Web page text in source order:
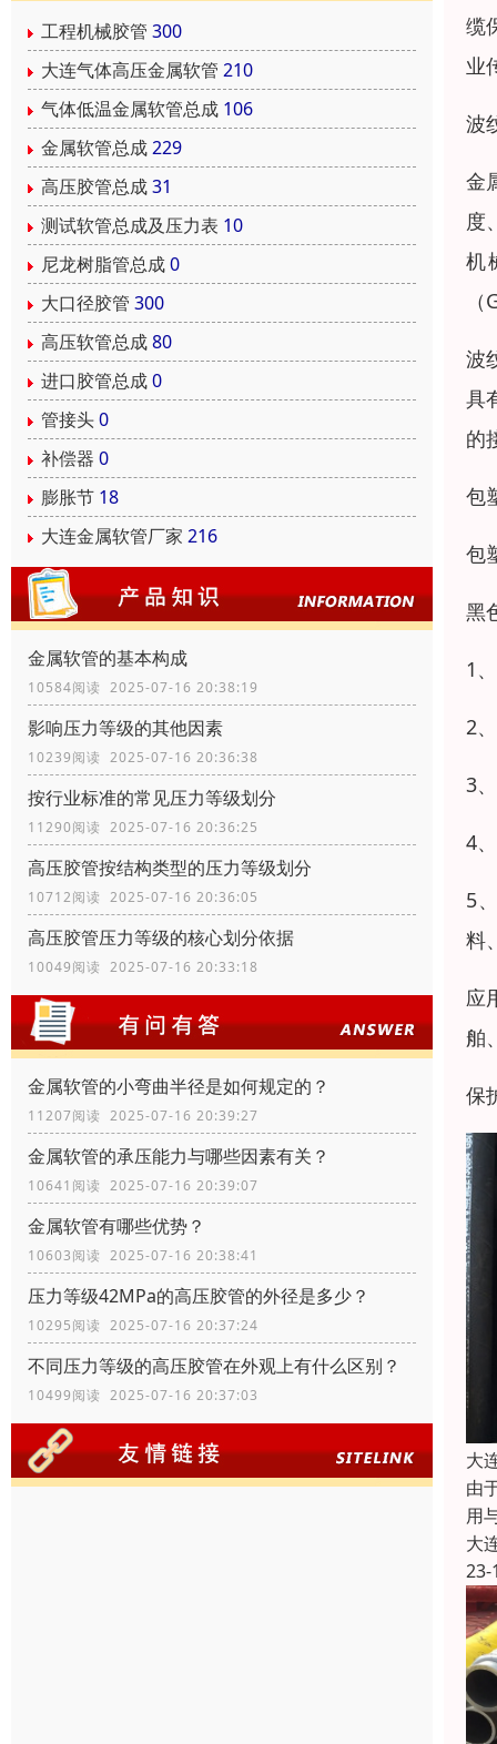
工程机械胶管 300
大连气体高压金属软管 210
气体低温金属软管总成 106
金属软管总成229
高压胶管总成31
测试软管总成及压力表 10
尼龙树脂管总成0
大口径胶管 300
高压软管总成80
进口胶管总成0
管接头0
补偿器 0
膨胀节 18
大连金属软管厂家 216
金属软管的基本构成
10584阅读 2025-07-16 20:38:19
影响压力等级的其他因素
10239阅读 2025-07-16 20:36:38
按行业标准的常见压力等级划分
11290阅读 2025-07-16 20:36:25
高压胶管按结构类型的压力等级划分
10712阅读 2025-07-16 20:36:05
高压胶管压力等级的核心划分依据
10049阅读 2025-07-16 20:33:18
金属软管的小弯曲半径是如何规定的？
11207阅读 2025-07-16 20:39:27
金属软管的承压能力与哪些因素有关？
10641阅读 2025-07-16 20:39:07
金属软管有哪些优势？
10603阅读 2025-07-16 20:38:41
压力等级42MPa的高压胶管的外径是多少？
10295阅读 2025-07-16 20:37:24
不同压力等级的高压胶管在外观上有什么区别？
10499阅读 2025-07-16 20:37:03
缆
业
波
金
度
机
波
具
的
包
包
黑
1
2
3
4
5
料
应
舶
保
大
由
用
大
23-